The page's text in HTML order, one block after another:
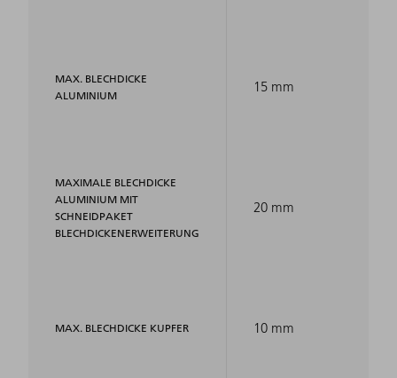
MAX. BLECHDICKE
ALUMINIUM
MAXIMALE BLECHDICKE
ALUMINIUM MIT
SCHNEIDPAKET
BLECHDICKENERWEITERUNG
MAX. BLECHDICKE KUPFER
15 mm
20 mm
10 mm